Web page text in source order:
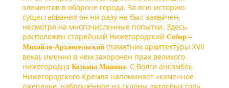
элементов в обороне города. За всю историю
существования он ни разу не был захвачен,
несмотря на многочисленные попытки. Здесь
расположен старейший Нижегородский Собор –
Михайло-Архангельский (памятник архитектуры ХVII
века), именно в нем захоронен прах великого
нижегородца Козьмы Минина. С Волги ансамбль
Нижегородского Кремля напоминает «каменное